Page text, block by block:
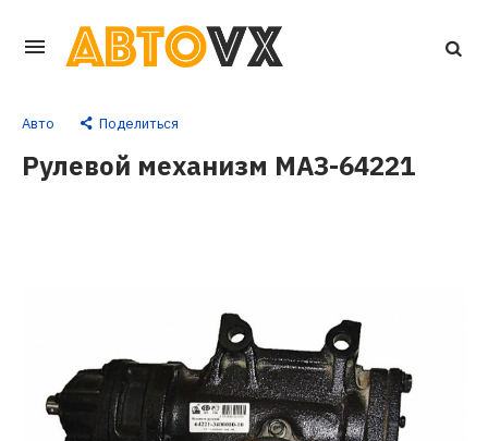
Перейти
основному
контенту
Авто Поделиться
Рулевой механизм МАЗ-64221